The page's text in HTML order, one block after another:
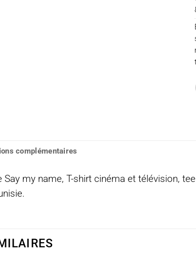
complémentaires
Say my name, T-shirt cinéma et télévision,